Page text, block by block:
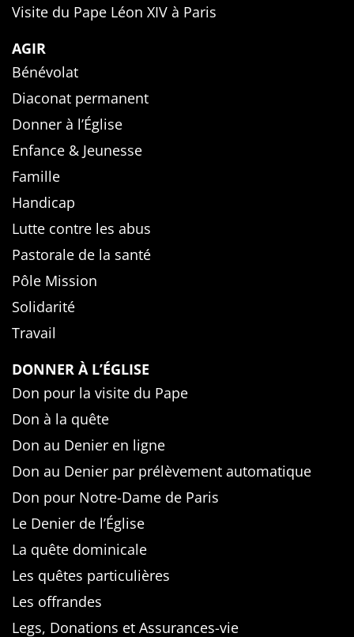
Visite du Pape Léon XIV à Paris
AGIR
Bénévolat
Diaconat permanent
Donner à l’Église
Enfance & Jeunesse
Famille
Handicap
Lutte contre les abus
Pastorale de la santé
Pôle Mission
Solidarité
Travail
DONNER À L’ÉGLISE
Don pour la visite du Pape
Don à la quête
Don au Denier en ligne
Don au Denier par prélèvement automatique
Don pour Notre-Dame de Paris
Le Denier de l’Église
La quête dominicale
Les quêtes particulières
Les offrandes
Legs, Donations et Assurances-vie